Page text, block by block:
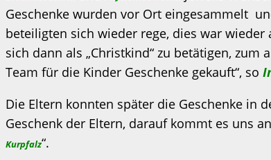
Geschenke wurden vor Ort eingesammelt
beteiligten sich wieder rege, dies war
sich dann als „Christkind“ zu betätigen,
Team für die Kinder Geschenke gekauft“, so
Die Eltern konnten später die Geschenke in
Geschenk der Eltern, darauf kommt es uns
Kurpfalz“.